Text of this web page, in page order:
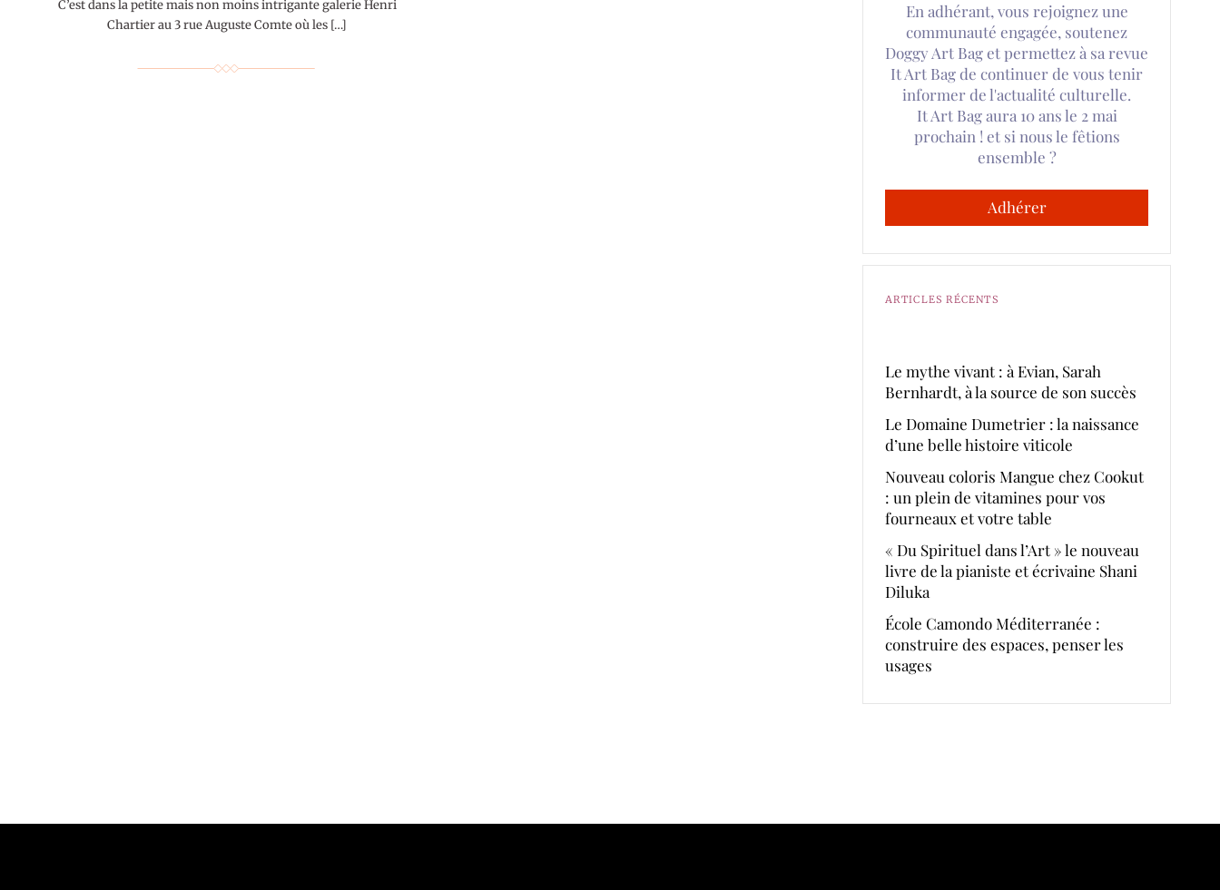
C’est dans la petite mais non moins intrigante galerie Henri
Chartier au 3 rue Auguste Comte où les […]
En adhérant, vous rejoignez une
communauté engagée, soutenez
Doggy Art Bag et permettez à sa revue
It Art Bag de continuer de vous tenir
informer de l'actualité culturelle.
It Art Bag aura 10 ans le 2 mai
prochain ! et si nous le fêtions
ensemble ?
Adhérer
ARTICLES RÉCENTS
Le mythe vivant : à Evian, Sarah
Bernhardt, à la source de son succès
Le Domaine Dumetrier : la naissance
d’une belle histoire viticole
Nouveau coloris Mangue chez Cookut
: un plein de vitamines pour vos
fourneaux et votre table
« Du Spirituel dans l’Art » le nouveau
livre de la pianiste et écrivaine Shani
Diluka
École Camondo Méditerranée :
construire des espaces, penser les
usages